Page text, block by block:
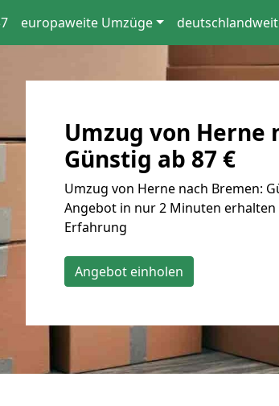
europaweite Umzüge
Umzug von Herne
Günstig ab 87 €
Umzug von Herne nach Bremen:
Angebot in nur 2 Minuten erhalten
Erfahrung
Angebot einholen